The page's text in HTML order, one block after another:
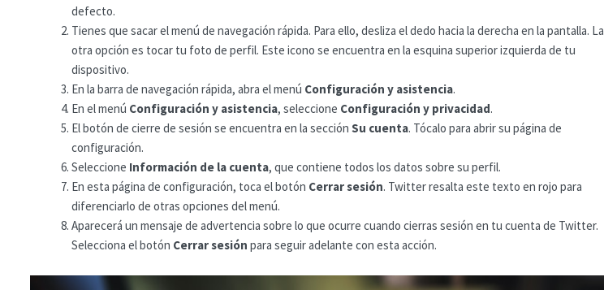
defecto.
Tienes que sacar el menú de navegación rápida. Para ello, desliza el dedo hacia la derecha en la pantalla. La
otra opción es tocar tu foto de perfil. Este icono se encuentra en la esquina superior izquierda de tu
dispositivo.
En la barra de navegación rápida, abra el menú Configuración y asistencia.
En el menú Configuración y asistencia, seleccione Configuración y privacidad.
El botón de cierre de sesión se encuentra en la sección Su cuenta. Tócalo para abrir su página de
configuración.
Seleccione Información de la cuenta, que contiene todos los datos sobre su perfil.
En esta página de configuración, toca el botón Cerrar sesión. Twitter resalta este texto en rojo para
diferenciarlo de otras opciones del menú.
Aparecerá un mensaje de advertencia sobre lo que ocurre cuando cierras sesión en tu cuenta de Twitter.
Selecciona el botón Cerrar sesión para seguir adelante con esta acción.